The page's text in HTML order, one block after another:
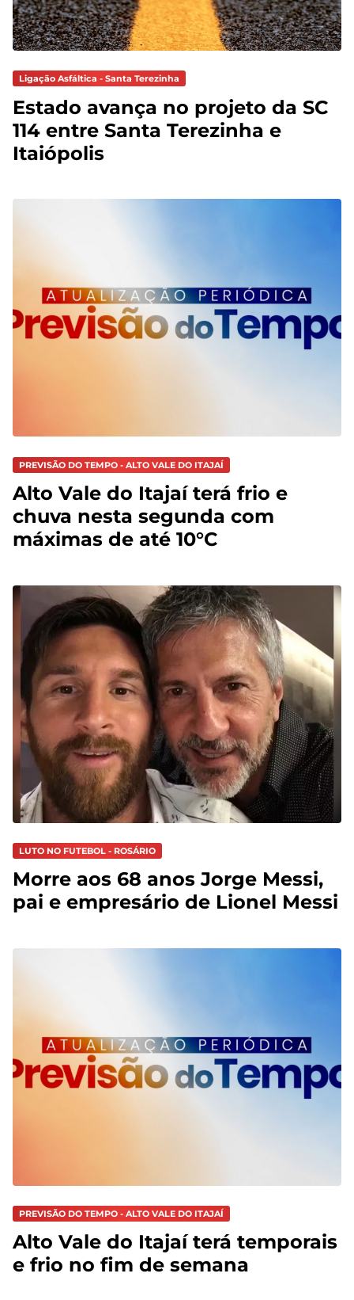
Ligação Asfáltica - Santa Terezinha
Estado avança no projeto da SC
114 entre Santa Terezinha e
Itaiópolis
PREVISÃO DO TEMPO - ALTO VALE DO ITAJAÍ
Alto Vale do Itajaí terá frio e
chuva nesta segunda com
máximas de até 10°C
LUTO NO FUTEBOL - ROSÁRIO
Morre aos 68 anos Jorge Messi,
pai e empresário de Lionel Messi
PREVISÃO DO TEMPO - ALTO VALE DO ITAJAÍ
Alto Vale do Itajaí terá temporais
e frio no fim de semana